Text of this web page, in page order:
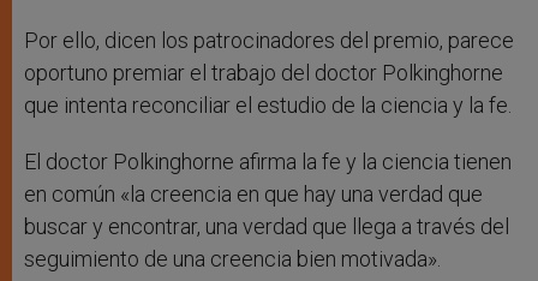
Por ello, dicen los patrocinadores del premio, parece
oportuno premiar el trabajo del doctor Polkinghorne
que intenta reconciliar el estudio de la ciencia y la fe.
El doctor Polkinghorne afirma la fe y la ciencia tienen
en común «la creencia en que hay una verdad que
buscar y encontrar, una verdad que llega a través del
seguimiento de una creencia bien motivada».